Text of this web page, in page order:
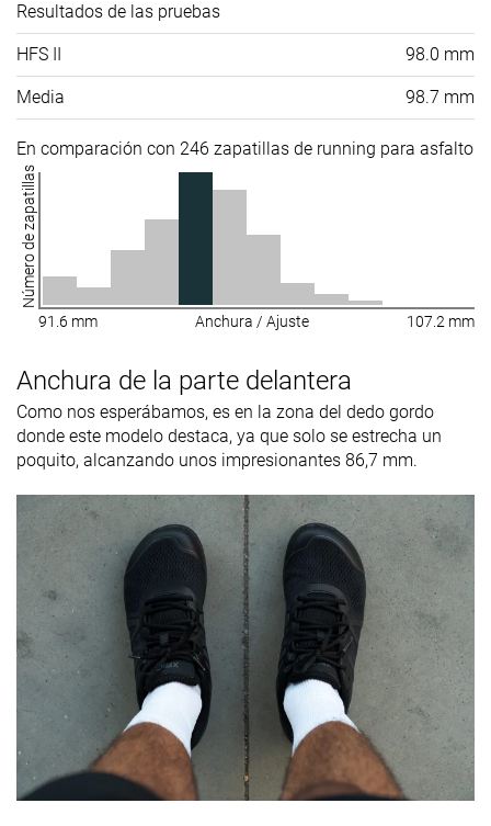
Resultados de las pruebas
HFS II 98.0 mm
Media 98.7 mm
En comparación con 246 zapatillas de running para asfalto
Número de zapatillas
91.6 mm Anchura / Ajuste 107.2 mm
Anchura de la parte delantera
Como nos esperábamos, es en la zona del dedo gordo
donde este modelo destaca, ya que solo se estrecha un
poquito, alcanzando unos impresionantes 86,7 mm.